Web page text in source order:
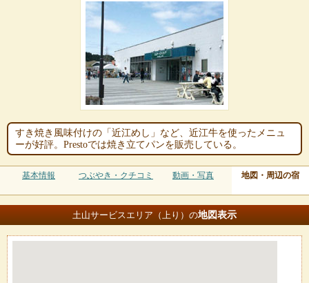
すき焼き風味付けの「近江めし」など、近江牛を使ったメニュ
ーが好評。Prestoでは焼き立てパンを販売している。
基本情報 つぶやき・クチコミ 動画・写真 地図・周辺の宿
土山サービスエリア（上り）の地図表示